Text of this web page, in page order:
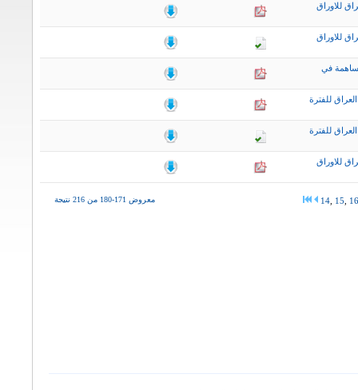
للاوراق
للاوراق
في
للفترة
للفترة
للاوراق
معروض 171-180 من 216 نتيجة 14 15 16